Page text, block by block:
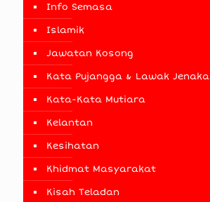
Info Semasa
Islamik
Jawatan Kosong
Kata Pujangga & Lawak Jenaka
Kata-Kata Mutiara
Kelantan
Kesihatan
Khidmat Masyarakat
Kisah Teladan